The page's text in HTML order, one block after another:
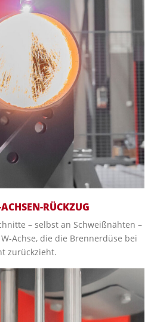
RÜCKZUG
– selbst an Schweißnähten –
Achse, die die Brennerdüse bei
zurückzieht.